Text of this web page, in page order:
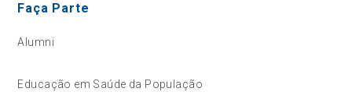
Faça Parte
Alumni
Educação em Saúde da População